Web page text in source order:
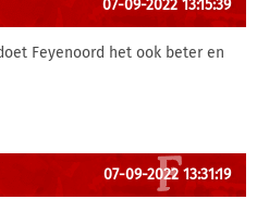
07-09-2022 13:15:39
Feyenoord het ook beter en
07-09-2022 13:31:19